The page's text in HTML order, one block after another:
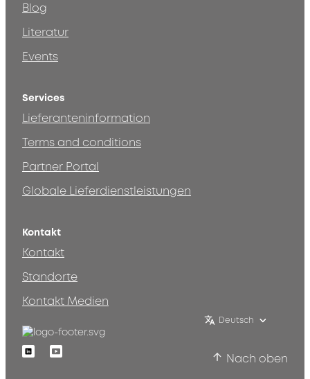
Blog
Literatur
Events
Services
Lieferanteninformation
Terms and conditions
Partner Portal
Globale Lieferdienstleistungen
Kontakt
Kontakt
Standorte
Kontakt Medien
Deutsch
LinkedinYoutube
Nach oben